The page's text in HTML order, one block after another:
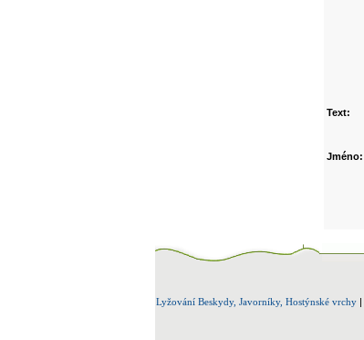
Text:
Jméno:
Lyžování Beskydy, Javorníky, Hostýnské vrchy |